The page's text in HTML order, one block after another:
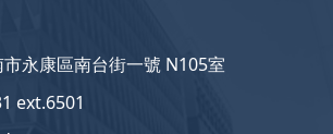
永康區南台街一號 N105室
ext.6501